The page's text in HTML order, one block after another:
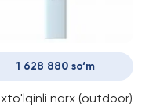
1 628 880 so‘m
narx (outdoor)